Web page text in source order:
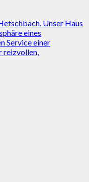
Unser Haus
eines
Service einer
reizvollen,